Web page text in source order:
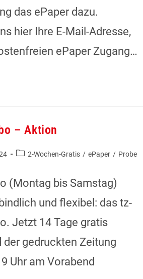
das ePaper dazu.
hier Ihre E-Mail-Adresse,
ePaper Zugang…
– Aktion
2-Wochen-Gratis / ePaper / Probe
(Montag bis Samstag)
und flexibel: das tz-
Jetzt 14 Tage gratis
der gedruckten Zeitung
Uhr am Vorabend